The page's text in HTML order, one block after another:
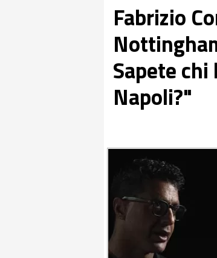
Fabrizio
Sapete
Napoli?"